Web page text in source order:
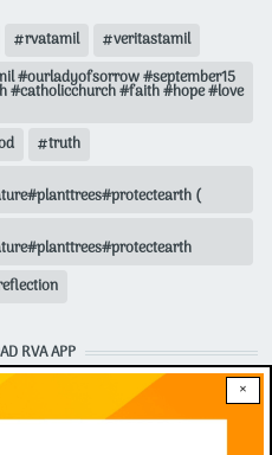
×
rvatamil
veritastamil
#ourladyofsorrow #september15
#faith #hope #love
truth
(
RVA APP